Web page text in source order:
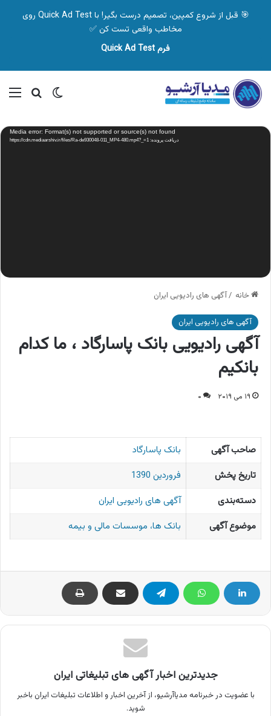
🎯 قبل از شروع کمپین، تصمیم درست بگیر! با Quick Ad Test روی
مخاطب واقعی تست کن ✅
فرم Quick Ad Test
تغییر پوسته
نمایشگر
ویدیو Media error: Format(s) not supported or source(s) not found
دریافت پرونده: https://cdn.mediaarshiv.ir/files/Ra-de930048-011_MP4-480.mp4?_=1
خانه /آگهی های رادیویی ایران
آگهی های رادیویی ایران
آگهی رادیویی بانک پاسارگاد ، ما کدام
بانکیم
۱۹ می ۲۰۱۹ ۰
صاحب آگهی
بانک پاسارگاد
تاریخ پخش
فروردین 1390
دسته‌بندی
آگهی های رادیویی ایران
موضوع آگهی
بانک ها، موسسات مالی و بیمه
جدیدترین اخبار آگهی های تبلیغاتی ایران
با عضویت در خبرنامه مدیاآرشیو، از آخرین اخبار و اطلاعات تبلیغات ایران باخبر
شوید.